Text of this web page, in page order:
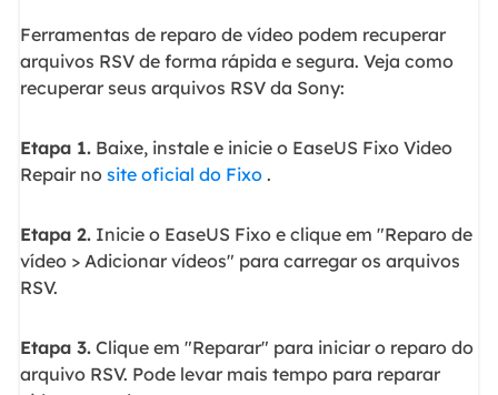
Ferramentas de reparo de vídeo podem recuperar
arquivos RSV de forma rápida e segura. Veja como
recuperar seus arquivos RSV da Sony:
Etapa 1.Baixe, instale e inicie o EaseUS Fixo Video
Repair no site oficial do Fixo.
Etapa 2.Inicie o EaseUS Fixo e clique em "Reparo de
vídeo > Adicionar vídeos" para carregar os arquivos
RSV.
Etapa 3.Clique em "Reparar" para iniciar o reparo do
arquivo RSV. Pode levar mais tempo para reparar